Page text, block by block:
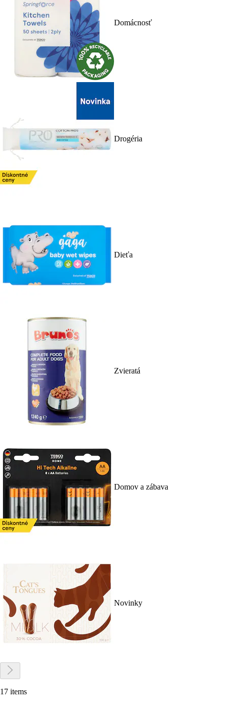
Domácnosť
Drogéria
Dieťa
Zvieratá
Domov a zábava
Novinky
17 items